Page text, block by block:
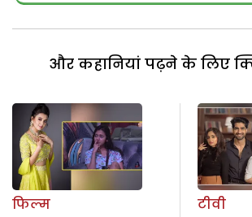
और कहानियां पढ़ने के लिए
फिल्म
टीवी